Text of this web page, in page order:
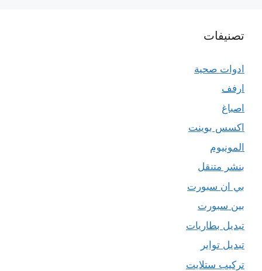
تصنيفات
ادوات صحية
ارفف
اصباغ
اكسس بوينت
المونيوم
بنشر متنقل
بي ان سبورت
بين سبورت
تبديل بطاريات
تبديل تواير
تركيب ستلايت